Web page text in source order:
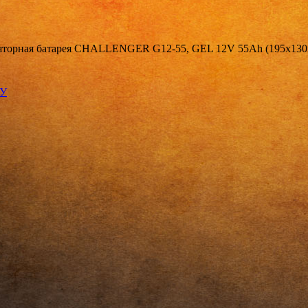
батарея CHALLENGER G12-55, GEL 12V 55Ah